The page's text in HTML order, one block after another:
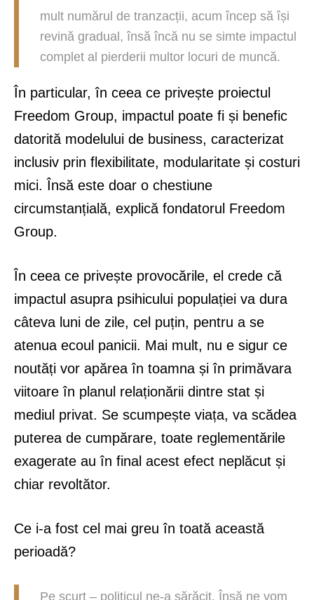
mult numărul de tranzacții, acum încep să își
revină gradual, însă încă nu se simte impactul
complet al pierderii multor locuri de muncă.
În particular, în ceea ce privește proiectul
Freedom Group, impactul poate fi și benefic
datorită modelului de business, caracterizat
inclusiv prin flexibilitate, modularitate și costuri
mici. Însă este doar o chestiune
circumstanțială, explică fondatorul Freedom
Group.
În ceea ce privește provocările, el crede că
impactul asupra psihicului populației va dura
câteva luni de zile, cel puțin, pentru a se
atenua ecoul panicii. Mai mult, nu e sigur ce
noutăți vor apărea în toamna și în primăvara
viitoare în planul relaționării dintre stat și
mediul privat. Se scumpește viața, va scădea
puterea de cumpărare, toate reglementările
exagerate au în final acest efect neplăcut și
chiar revoltător.
Ce i-a fost cel mai greu în toată această
perioadă?
Pe scurt – politicul ne-a sărăcit. Însă ne vom